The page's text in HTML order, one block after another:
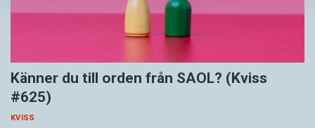
Känner du till orden från SAOL? (Kviss
#625)
KVISS